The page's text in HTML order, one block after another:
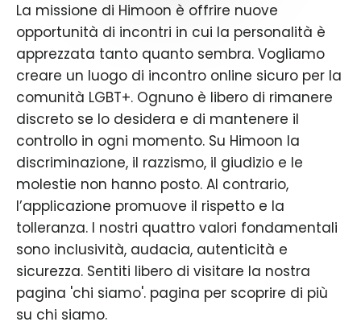
La missione di Himoon è offrire nuove
opportunità di incontri in cui la personalità è
apprezzata tanto quanto sembra. Vogliamo
creare un luogo di incontro online sicuro per la
comunità LGBT+. Ognuno è libero di rimanere
discreto se lo desidera e di mantenere il
controllo in ogni momento. Su Himoon la
discriminazione, il razzismo, il giudizio e le
molestie non hanno posto. Al contrario,
l’applicazione promuove il rispetto e la
tolleranza. I nostri quattro valori fondamentali
sono inclusività, audacia, autenticità e
sicurezza. Sentiti libero di visitare la nostra
pagina 'chi siamo'. pagina per scoprire di più
su chi siamo.